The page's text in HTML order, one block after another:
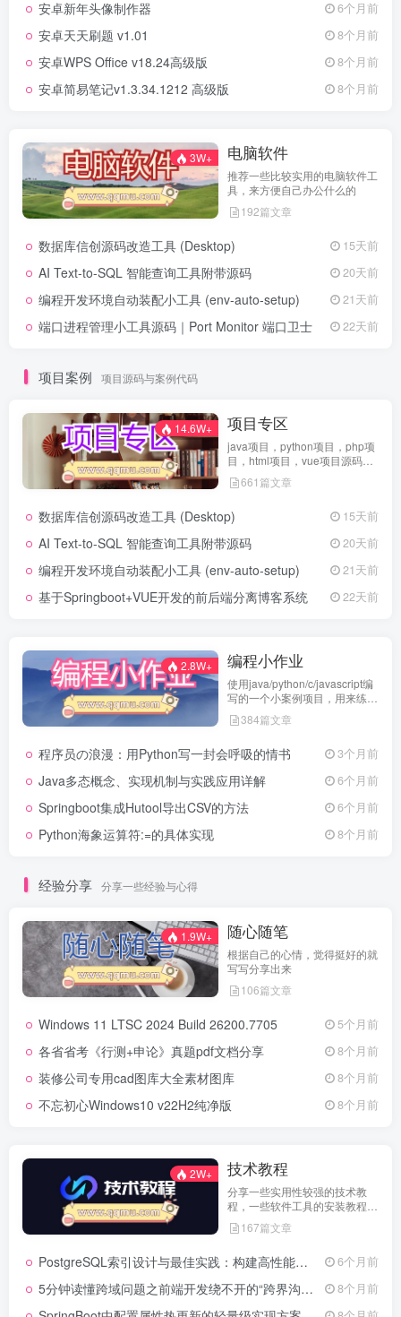
安卓新年头像制作器 6个月前
安卓天天刷题 v1.01 8个月前
安卓WPS Office v18.24高级版 8个月前
安卓简易笔记v1.3.34.1212 高级版 8个月前
3W+ 电脑软件
推荐一些比较实用的电脑软件工
具，来方便自己办公什么的
192篇文章
数据库信创源码改造工具 (Desktop) 15天前
AI Text-to-SQL 智能查询工具附带源码 20天前
编程开发环境自动装配小工具 (env-auto-setup) 21天前
端口进程管理小工具源码｜Port Monitor 端口卫士 22天前
项目案例 项目源码与案例代码
14.6W+ 项目专区
java项目，python项目，php项
目，html项目，vue项目源码免
费查看661篇文章
数据库信创源码改造工具 (Desktop) 15天前
AI Text-to-SQL 智能查询工具附带源码 20天前
编程开发环境自动装配小工具 (env-auto-setup) 21天前
基于Springboot+VUE开发的前后端分离博客系统 22天前
2.8W+ 编程小作业
使用java/python/c/javascript编
写的一个小案例项目，用来练习
代码编程
384篇文章
程序员の浪漫：用Python写一封会呼吸的情书 3个月前
Java多态概念、实现机制与实践应用详解 6个月前
Springboot集成Hutool导出CSV的方法 6个月前
Python海象运算符:=的具体实现 8个月前
经验分享 分享一些经验与心得
1.9W+ 随心随笔
根据自己的心情，觉得挺好的就
写写分享出来
106篇文章
Windows 11 LTSC 2024 Build 26200.7705 5个月前
各省省考《行测+申论》真题pdf文档分享 8个月前
装修公司专用cad图库大全素材图库 8个月前
不忘初心Windows10 v22H2纯净版 8个月前
2W+ 技术教程
分享一些实用性较强的技术教
程，一些软件工具的安装教程，
以及一些工具的实用方法，环境
配置等等
167篇文章
PostgreSQL索引设计与最佳实践：构建高性能数据库的基石 6个月前
5分钟读懂跨域问题之前端开发绕不开的“跨界沟通”难题 8个月前